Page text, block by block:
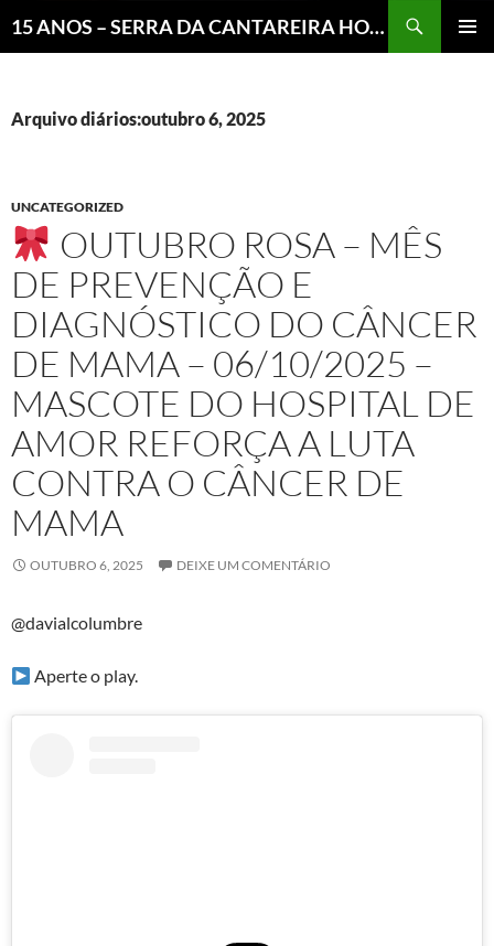
15 ANOS – SERRA DA CANTAREIRA HOJE E COTIDIANO DO BRASIL E DO MUNDO
Arquivo diários:outubro 6, 2025
UNCATEGORIZED
OUTUBRO ROSA – MÊS
DE PREVENÇÃO E
DIAGNÓSTICO DO CÂNCER
DE MAMA – 06/10/2025 –
MASCOTE DO HOSPITAL DE
AMOR REFORÇA A LUTA
CONTRA O CÂNCER DE
MAMA
OUTUBRO 6, 2025 DEIXE UM COMENTÁRIO
@davialcolumbre
Aperte o play.